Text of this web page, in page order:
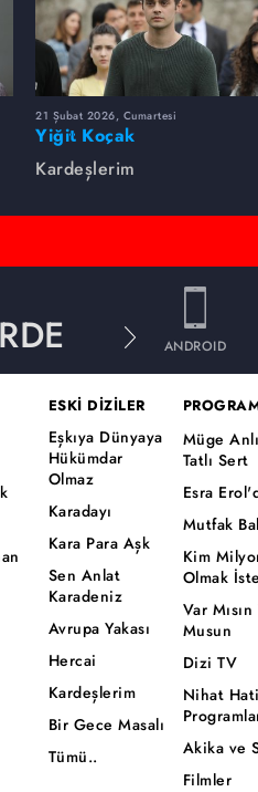
21 Şubat 2026, Cumartesi
Yiğit Koçak
Kardeşlerim
ANDROID
ESKİ DİZİLER
Eşkıya Dünyaya
Hükümdar
Olmaz
Karadayı
Kara Para Aşk
Sen Anlat
Karadeniz
Avrupa Yakası
Hercai
Kardeşlerim
Bir Gece Masalı
Tümü..
Müge
Tatlı Sert
Esra
Mutfak
Kim
Olmak
Var
Musun
Dizi TV
Nihat
Akika ve
Filmler